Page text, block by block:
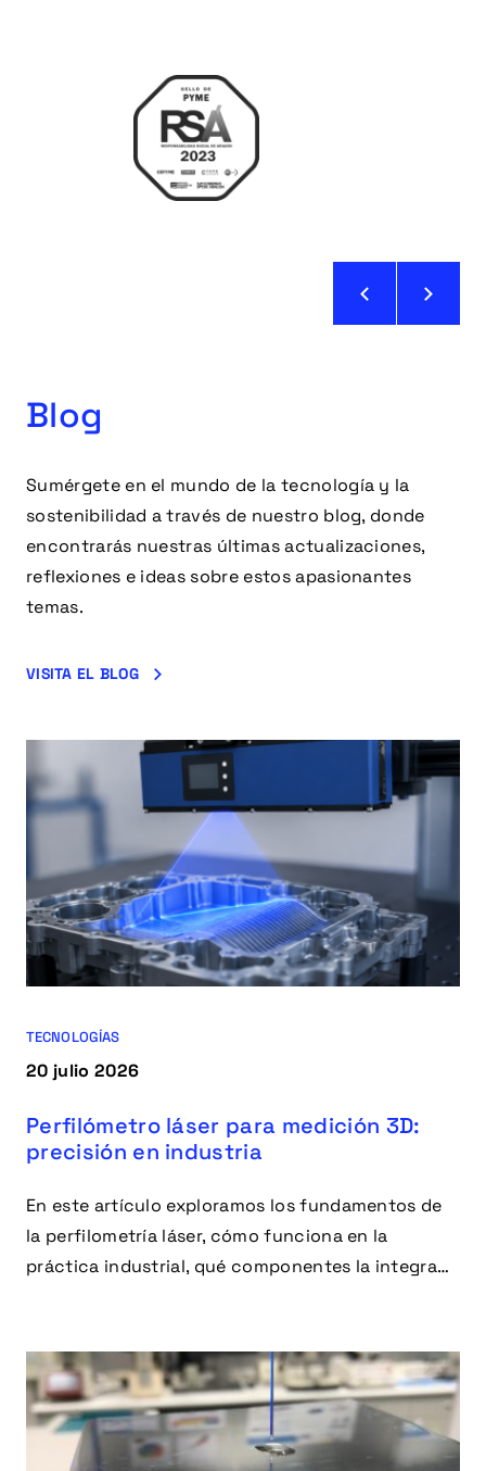
Blog
Sumérgete en el mundo de la tecnología y la
sostenibilidad a través de nuestro blog, donde
encontrarás nuestras últimas actualizaciones,
reflexiones e ideas sobre estos apasionantes
temas.
VISITA EL BLOG
TECNOLOGÍAS
20 julio 2026
Perfilómetro láser para medición 3D:
precisión en industria
En este artículo exploramos los fundamentos de
la perfilometría láser, cómo funciona en la
práctica industrial, qué componentes la integran,